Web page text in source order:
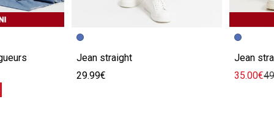
Image précédente
Image suivante
Jean straight
29.99€
Image
Image
Jean
35.00€